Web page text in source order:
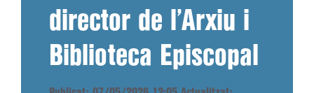
director de l’Arxiu i
Biblioteca Episcopal